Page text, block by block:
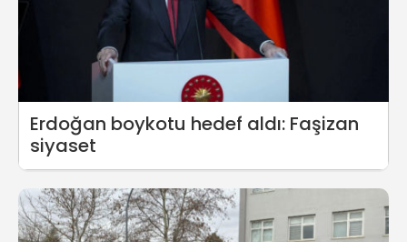
Erdoğan boykotu hedef aldı: Faşizan
siyaset